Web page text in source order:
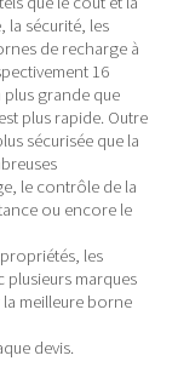
la sécurité, les
de recharge à
16
plus grande que
plus rapide. Outre
sécurisée que la
le contrôle de la
ou encore le
les
plusieurs marques
meilleure borne
devis.